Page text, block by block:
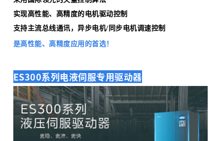
实现高性能、高精度的电机驱动控制
支持主流总线通讯，异步电机/同步电机调速控制
是高性能、高精度应用的首选！
ES300系列电液伺服专用驱动器